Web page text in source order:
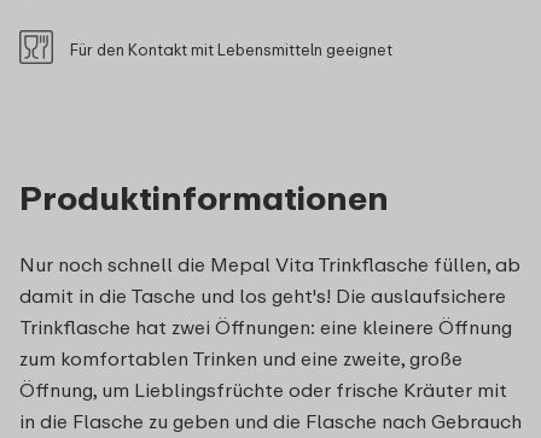
Produktinformationen
Nur noch schnell die Mepal Vita Trinkflasche füllen, ab
damit in die Tasche und los geht's! Die auslaufsichere
Trinkflasche hat zwei Öffnungen: eine kleinere Öffnung
zum komfortablen Trinken und eine zweite, große
Öffnung, um Lieblingsfrüchte oder frische Kräuter mit
in die Flasche zu geben und die Flasche nach Gebrauch
Für den Kontakt mit Lebensmitteln geeignet